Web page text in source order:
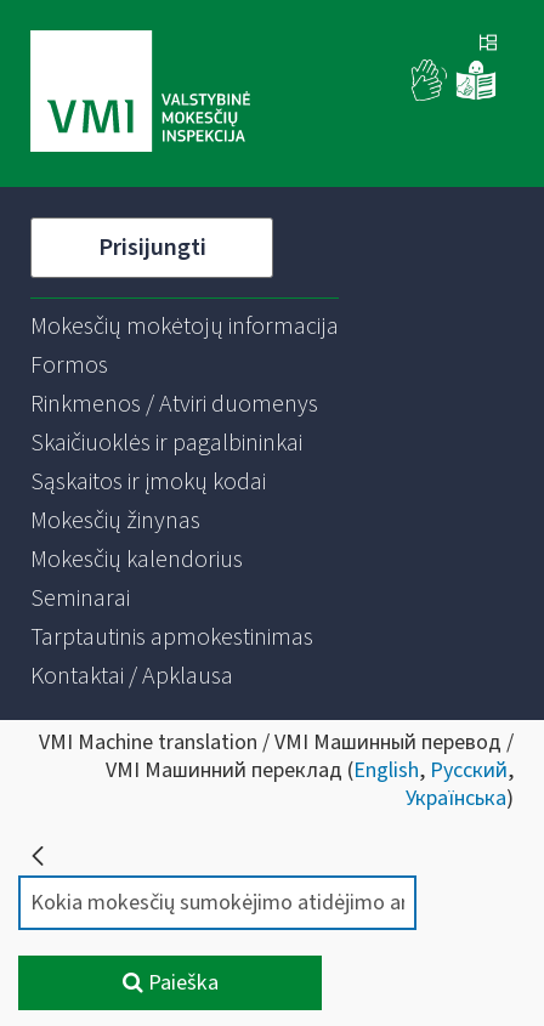
Prisijungti
Mokesčių mokėtojų informacija
Formos
Rinkmenos / Atviri duomenys
Skaičiuoklės ir pagalbininkai
Sąskaitos ir įmokų kodai
Mokesčių žinynas
Mokesčių kalendorius
Seminarai
Tarptautinis apmokestinimas
Kontaktai / Apklausa
VMI Machine translation / VMI Машинный перевод /
VMI Машинний переклад (English, Русский,
Українська)
Paieška